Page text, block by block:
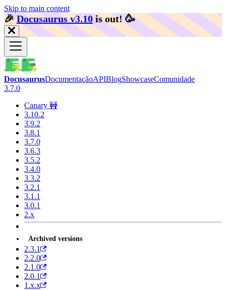
Skip to main content
🎉️Docusaurus v3.10 is out! 🥳️
DocusaurusDocumentaçãoAPIBlogShowcaseComunidade
3.7.0
Canary 🚧
3.10.2
3.9.2
3.8.1
3.7.0
3.6.3
3.5.2
3.4.0
3.3.2
3.2.1
3.1.1
3.0.1
2.x
Archived versions
2.3.1
2.2.0
2.1.0
2.0.1
1.x.x